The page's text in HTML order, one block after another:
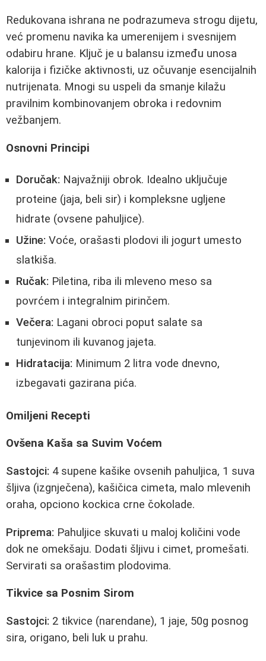
Redukovana ishrana ne podrazumeva strogu dijetu,
već promenu navika ka umerenijem i svesnijem
odabiru hrane. Ključ je u balansu između unosa
kalorija i fizičke aktivnosti, uz očuvanje esencijalnih
nutrijenata. Mnogi su uspeli da smanje kilažu
pravilnim kombinovanjem obroka i redovnim
vežbanjem.
Osnovni Principi
Doručak: Najvažniji obrok. Idealno uključuje
proteine (jaja, beli sir) i kompleksne ugljene
hidrate (ovsene pahuljice).
Užine: Voće, orašasti plodovi ili jogurt umesto
slatkiša.
Ručak: Piletina, riba ili mleveno meso sa
povrćem i integralnim pirinčem.
Večera: Lagani obroci poput salate sa
tunjevinom ili kuvanog jajeta.
Hidratacija: Minimum 2 litra vode dnevno,
izbegavati gazirana pića.
Omiljeni Recepti
Ovšena Kaša sa Suvim Voćem
Sastojci: 4 supene kašike ovsenih pahuljica, 1 suva
šljiva (izgnječena), kašičica cimeta, malo mlevenih
oraha, opciono kockica crne čokolade.
Priprema: Pahuljice skuvati u maloj količini vode
dok ne omekšaju. Dodati šljivu i cimet, promešati.
Servirati sa orašastim plodovima.
Tikvice sa Posnim Sirom
Sastojci: 2 tikvice (narendane), 1 jaje, 50g posnog
sira, origano, beli luk u prahu.